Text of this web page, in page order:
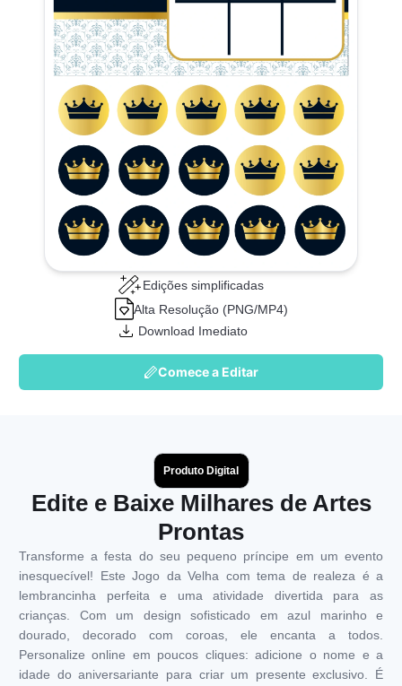
Edições simplificadas
Alta Resolução (PNG/MP4)
Download Imediato
Comece a Editar
Produto Digital
Edite e Baixe Milhares de Artes
Prontas
Transforme a festa do seu pequeno príncipe em um evento
inesquecível! Este Jogo da Velha com tema de realeza é a
lembrancinha perfeita e uma atividade divertida para as
crianças. Com um design sofisticado em azul marinho e
dourado, decorado com coroas, ele encanta a todos.
Personalize online em poucos cliques: adicione o nome e a
idade do aniversariante para criar um presente exclusivo. É